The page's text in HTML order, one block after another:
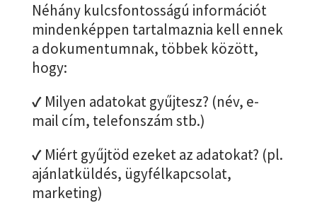
Néhány kulcsfontosságú információt
mindenképpen tartalmaznia kell ennek
a dokumentumnak, többek között,
hogy:
✓Milyen adatokat gyűjtesz? (név, e-
mail cím, telefonszám stb.)
✓Miért gyűjtöd ezeket az adatokat? (pl.
ajánlatküldés, ügyfélkapcsolat,
marketing)